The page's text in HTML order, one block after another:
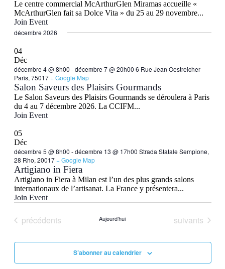
Le centre commercial McArthurGlen Miramas accueille «
McArthurGlen fait sa Dolce Vita » du 25 au 29 novembre...
Join Event
décembre 2026
04
Déc
décembre 4 @ 8h00 -décembre 7 @ 20h00 6 Rue Jean Oestreicher
Paris, 75017+ Google Map
Salon Saveurs des Plaisirs Gourmands
Le Salon Saveurs des Plaisirs Gourmands se déroulera à Paris
du 4 au 7 décembre 2026. La CCIFM...
Join Event
05
Déc
décembre 5 @ 8h00 -décembre 13 @ 17h00 Strada Statale Sempione,
28 Rho, 20017+ Google Map
Artigiano in Fiera
Artigiano in Fiera à Milan est l’un des plus grands salons
internationaux de l’artisanat. La France y présentera...
Join Event
Évènements
précédents Aujourd’hui Évènements
suivants
S’abonner au calendrier